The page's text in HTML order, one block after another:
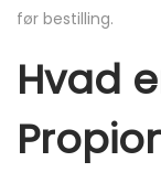
før bestilling.
Hvad